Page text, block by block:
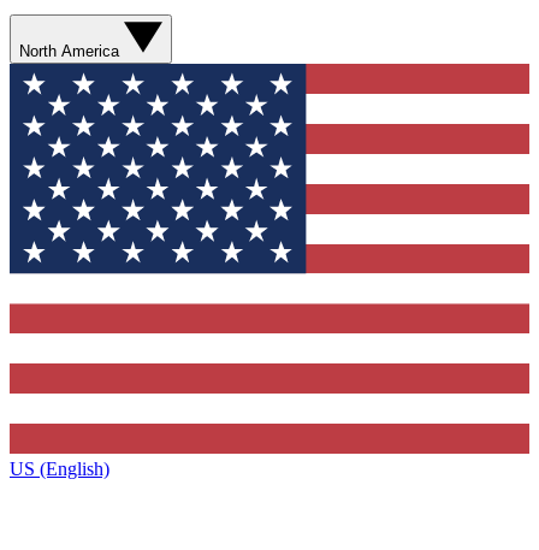
North America
US (English)